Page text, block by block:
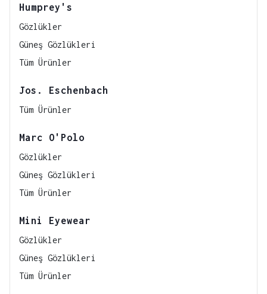
Humprey's
Gözlükler
Güneş Gözlükleri
Tüm Ürünler
Jos. Eschenbach
Tüm Ürünler
Marc O'Polo
Gözlükler
Güneş Gözlükleri
Tüm Ürünler
Mini Eyewear
Gözlükler
Güneş Gözlükleri
Tüm Ürünler